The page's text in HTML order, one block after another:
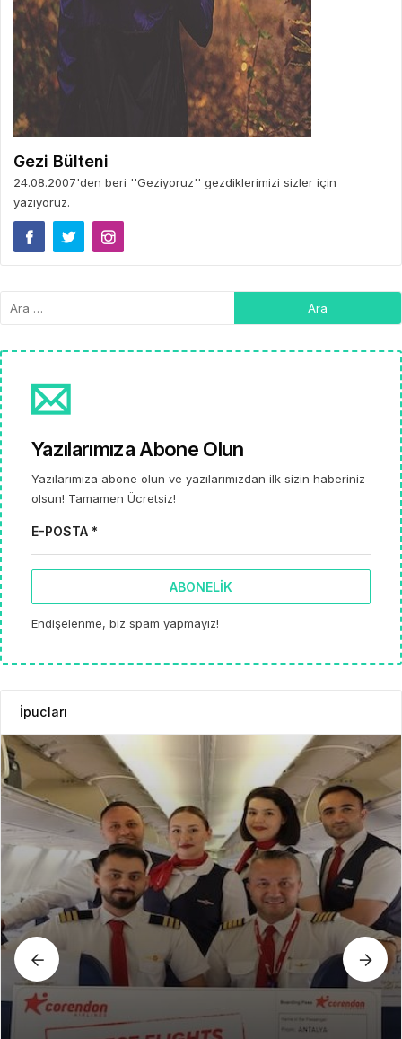
Gezi Bülteni
24.08.2007'den beri ''Geziyoruz'' gezdiklerimizi sizler için
yazıyoruz.
Yazılarımıza Abone Olun
Yazılarımıza abone olun ve yazılarımızdan ilk sizin haberiniz
olsun! Tamamen Ücretsiz!
E-POSTA *
ABONELIK
Endişelenme, biz spam yapmayız!
İpucları